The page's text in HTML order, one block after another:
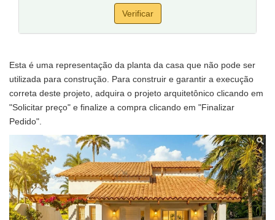
Verificar
Esta é uma representação da planta da casa que não pode ser
utilizada para construção. Para construir e garantir a execução
correta deste projeto, adquira o projeto arquitetônico clicando em
"Solicitar preço" e finalize a compra clicando em "Finalizar
Pedido".